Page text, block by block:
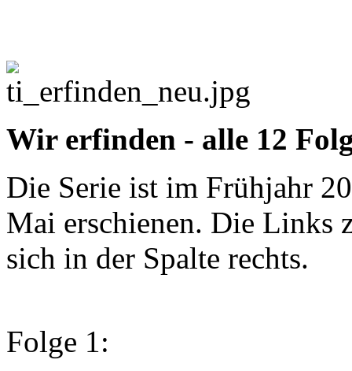
Wir erfinden - alle 12
Die Serie ist im Frühjahr
Mai erschienen. Die Links
sich in der Spalte rechts.
Folge 1: